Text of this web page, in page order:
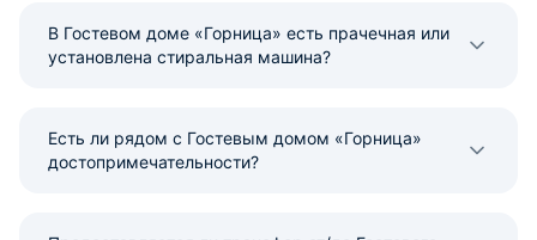
В Гостевом доме «Горница» есть прачечная или
установлена стиральная машина?
Есть ли рядом с Гостевым домом «Горница»
достопримечательности?